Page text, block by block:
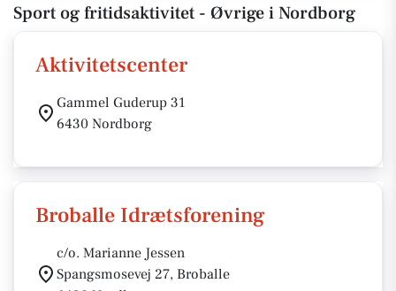
Sport og fritidsaktivitet - Øvrige i Nordborg
Aktivitetscenter
Gammel Guderup 31
6430 Nordborg
Broballe Idrætsforening
c/o. Marianne Jessen
Spangsmosevej 27, Broballe